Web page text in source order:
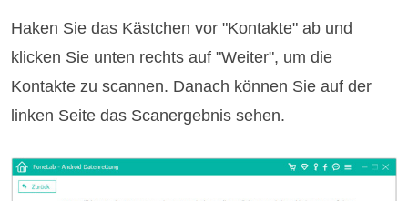
Haken Sie das Kästchen vor "Kontakte" ab und
klicken Sie unten rechts auf "Weiter", um die
Kontakte zu scannen. Danach können Sie auf der
linken Seite das Scanergebnis sehen.